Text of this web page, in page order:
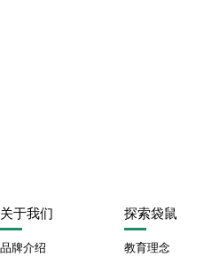
关于我们
品牌介绍
探索袋鼠
教育理念